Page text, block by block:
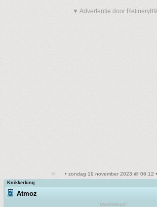
▼ Advertentie door Refinery89
• zondag 19 november 2023 @ 06:12
Knikkerking
Atmoz
Marblelous!